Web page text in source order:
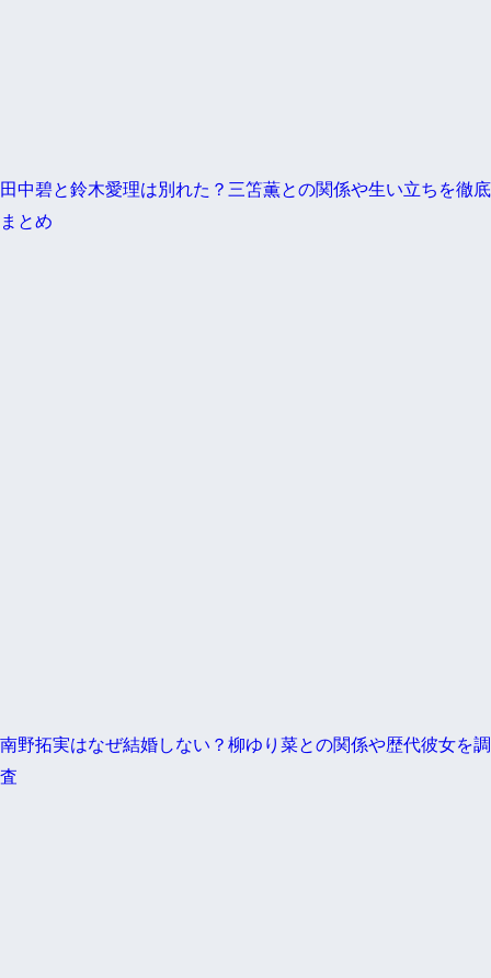
田中碧と鈴木愛理は別れた？三笘薫との関係や生い立ちを徹底
まとめ
南野拓実はなぜ結婚しない？柳ゆり菜との関係や歴代彼女を調
査